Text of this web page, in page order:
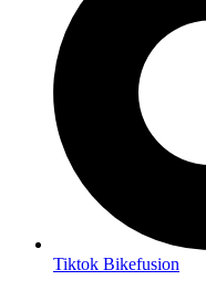
Tiktok Bikefusion